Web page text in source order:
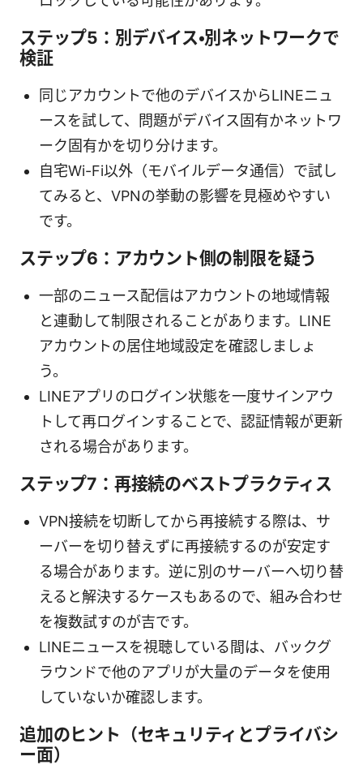
ステップ5：別デバイス・別ネットワークで
検証
同じアカウントで他のデバイスからLINEニュ
ースを試して、問題がデバイス固有かネットワ
ーク固有かを切り分けます。
自宅Wi-Fi以外（モバイルデータ通信）で試し
てみると、VPNの挙動の影響を見極めやすい
です。
ステップ6：アカウント側の制限を疑う
一部のニュース配信はアカウントの地域情報
と連動して制限されることがあります。LINE
アカウントの居住地域設定を確認しましょ
う。
LINEアプリのログイン状態を一度サインアウ
トして再ログインすることで、認証情報が更新
される場合があります。
ステップ7：再接続のベストプラクティス
VPN接続を切断してから再接続する際は、サ
ーバーを切り替えずに再接続するのが安定す
る場合があります。逆に別のサーバーへ切り替
えると解決するケースもあるので、組み合わせ
を複数試すのが吉です。
LINEニュースを視聴している間は、バックグ
ラウンドで他のアプリが大量のデータを使用
していないか確認します。
追加のヒント（セキュリティとプライバシ
ー面）